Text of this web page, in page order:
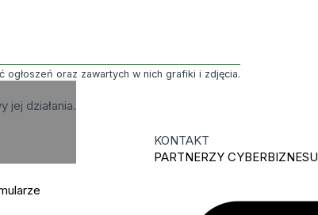
oraz zawartych w nich grafiki i zdjęcia.
jej działania.
KONTAKT
PARTNERZY CYBERBIZNESU